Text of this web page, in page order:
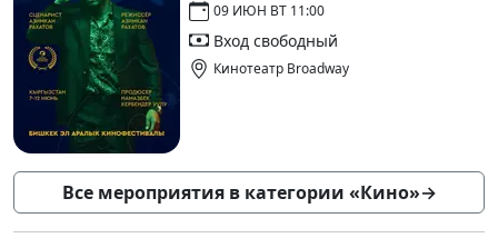
09 ИЮН ВТ 11:00
Вход свободный
Кинотеатр Broadway
Все мероприятия в категории «Кино»→